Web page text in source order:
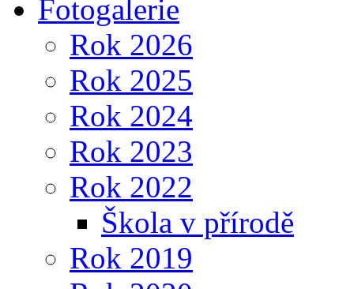
Fotogalerie
Rok 2026
Rok 2025
Rok 2024
Rok 2023
Rok 2022
Škola v přírodě
Rok 2019